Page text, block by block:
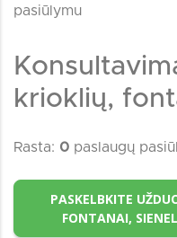
pasiūlymu
krioklių,
Rasta: 0 paslaugų
PASKELBKITE
FONTANAI,